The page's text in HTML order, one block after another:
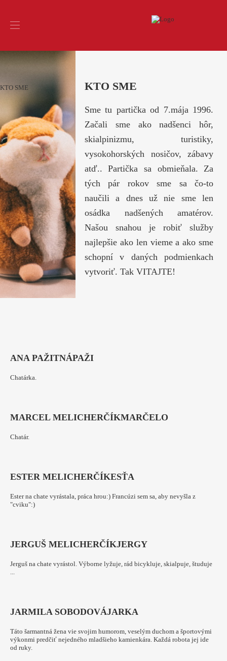
KTO SME KTO SME
Sme tu partička od 7.mája 1996.
Začali sme ako nadšenci hôr,
skialpinizmu, turistiky,
vysokohorských nosičov, zábavy
atď.. Partička sa obmieňala. Za
tých pár rokov sme sa čo-to
naučili a dnes už nie sme len
osádka nadšených amatérov.
Našou snahou je robiť služby
najlepšie ako len vieme a ako sme
schopní v daných podmienkach
vytvoriť. Tak VITAJTE!
ANA PAŽITNÁPAŽI
Chatárka.
MARCEL MELICHERČÍKMARČELO
Chatár.
ESTER MELICHERČÍKESŤA
Ester na chate vyrástala, práca hrou:) Francúzi sem sa, aby nevyšla z
"cviku":)
JERGUŠ MELICHERČÍKJERGY
Jerguš na chate vyrástol. Výborne lyžuje, rád bicykluje, skialpuje, študuje
...
JARMILA SOBODOVÁJARKA
Táto šarmantná žena vie svojim humorom, veselým duchom a športovými
výkonmi predčiť nejedného mladšieho kamienkára. Každá robota jej ide
od ruky.